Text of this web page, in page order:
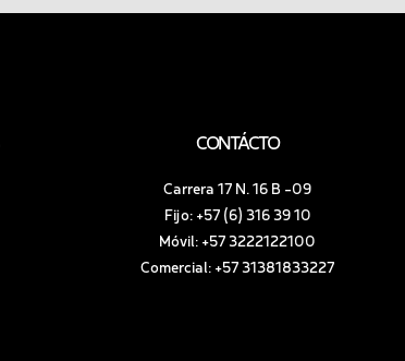
CONTÁCTO
Carrera 17 N. 16 B -09
Fijo: +57 (6) 316 39 10
Móvil: +57 3222122100
Comercial: +57 31381833227